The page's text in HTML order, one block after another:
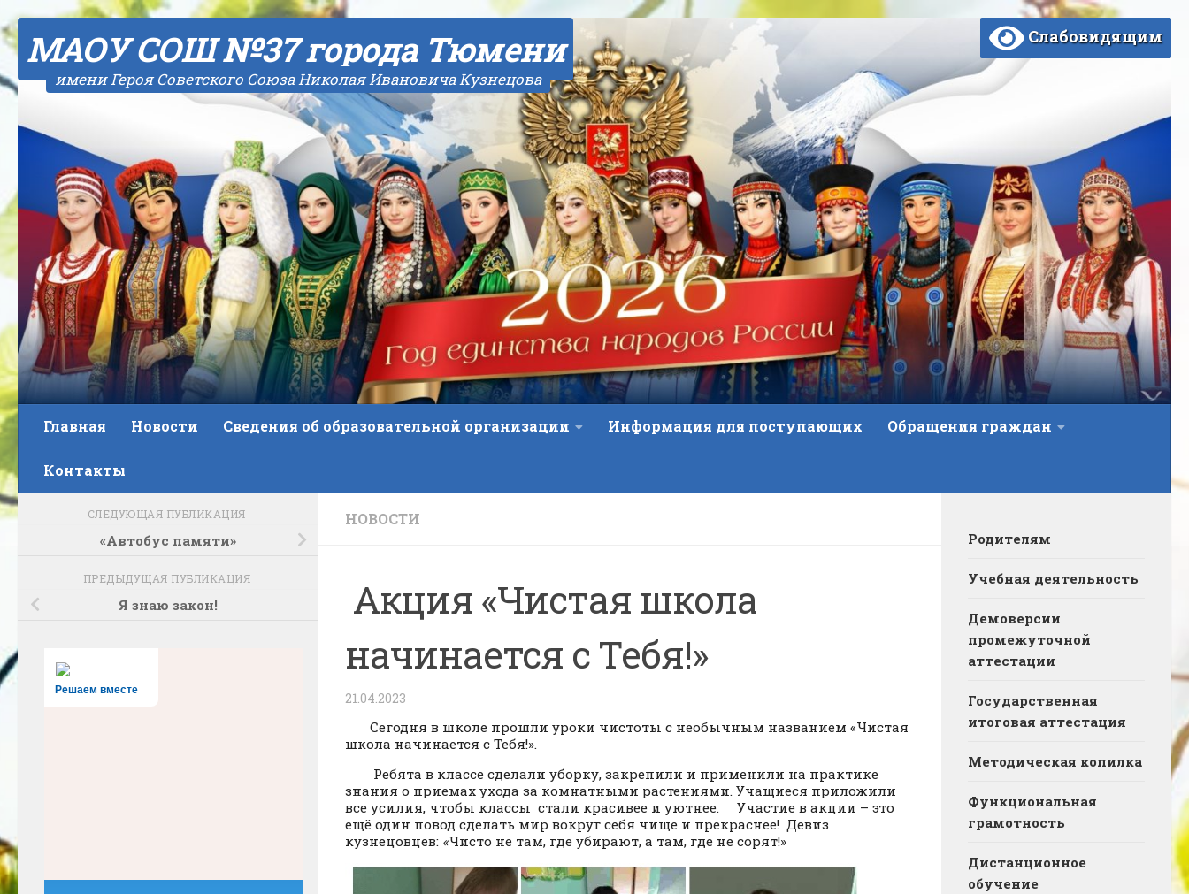
МАОУ СОШ №37 города Тюмени
имени Героя Советского Союза Николая Ивановича Кузнецова
Слабовидящим
Главная Новости Сведения об образовательной организации Информация для поступающих Обращения граждан
Контакты
НОВОСТИ
Акция «Чистая школа
начинается с Тебя!»
21.04.2023
Сегодня в школе прошли уроки чистоты с необычным названием «Чистая
школа начинается с Тебя!».
Ребята в классе сделали уборку, закрепили и применили на практике
знания о приемах ухода за комнатными растениями. Учащиеся приложили
все усилия, чтобы классы стали красивее и уютнее. Участие в акции – это
ещё один повод сделать мир вокруг себя чище и прекраснее! Девиз
кузнецовцев: «Чисто не там, где убирают, а там, где не сорят!»
СЛЕДУЮЩАЯ ПУБЛИКАЦИЯ
«Автобус памяти»
ПРЕДЫДУЩАЯ ПУБЛИКАЦИЯ
Я знаю закон!
Решаем вместе
Родителям
Учебная деятельность
Демоверсии
промежуточной
аттестации
Государственная
итоговая аттестация
Методическая копилка
Функциональная
грамотность
Дистанционное
обучение